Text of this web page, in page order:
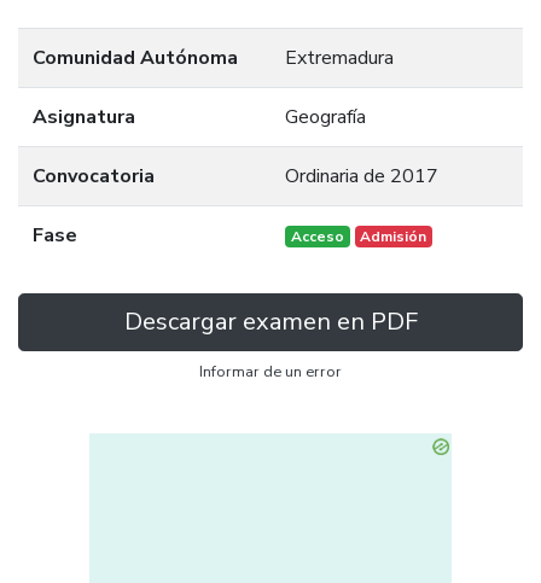
Comunidad Autónoma Extremadura
Asignatura Geografía
Convocatoria Ordinaria de 2017
Fase Acceso Admisión
Descargar examen en PDF
Informar de un error